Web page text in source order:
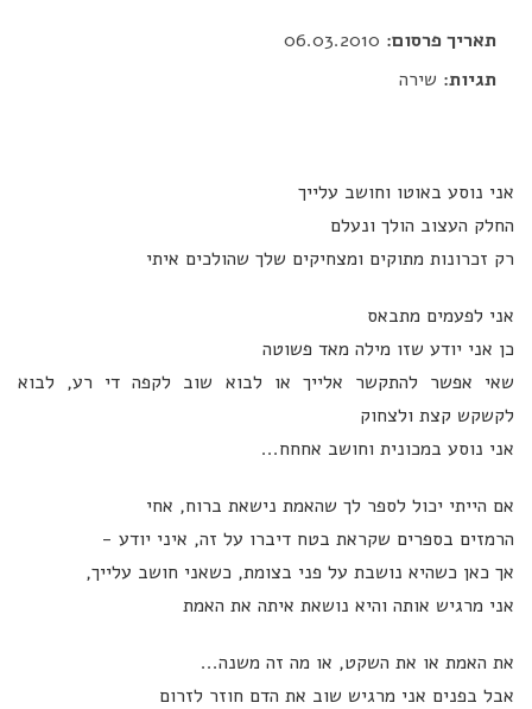
תאריך פרסום:
תגיות: שירה
אני נוסע באוטו וחושב עלייך
החלק העצוב הולך ונעלם
רק זכרונות מתוקים ומצחיקים שלך שהולכים איתי
אני לפעמים מתבאס
כן אני יודע שזו מילה מאד פשוטה
שאי אפשר להתקשר אלייך או לבוא שוב לקפה די רע, לבוא
לקשקש קצת ולצחוק
אני נוסע במכונית וחושב אחחח...
אם הייתי יכול לספר לך שהאמת נישאת ברוח, אחי
הרמזים בספרים שקראת בטח דיברו על זה, איני יודע -
אך כאן כשהיא נושבת על פני בצומת, כשאני חושב עלייך,
אני מרגיש אותה והיא נושאת איתה את האמת
את האמת או את השקט, או מה זה משנה...
אבל בפנים אני מרגיש שוב את הדם חוזר לזרום